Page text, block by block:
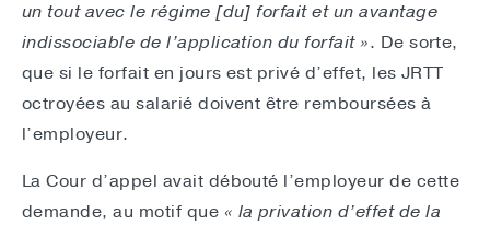
un tout avec le régime [du] forfait et un avantage
indissociable de l’application du forfait ». De sorte,
que si le forfait en jours est privé d’effet, les JRTT
octroyées au salarié doivent être remboursées à
l’employeur.
La Cour d’appel avait débouté l’employeur de cette
demande, au motif que « la privation d’effet de la